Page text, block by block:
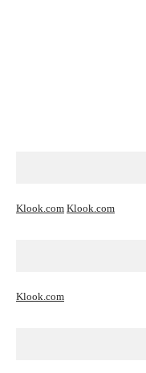
Klook.com Klook.com
Klook.com